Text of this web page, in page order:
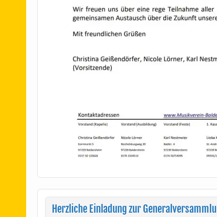
Herzliche Einladung zur